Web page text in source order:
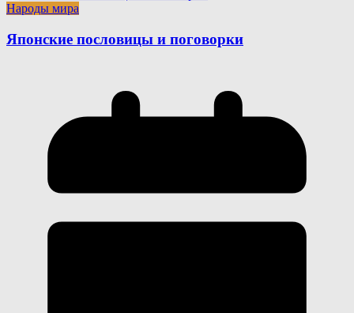
Народы мира
Японские пословицы и поговорки